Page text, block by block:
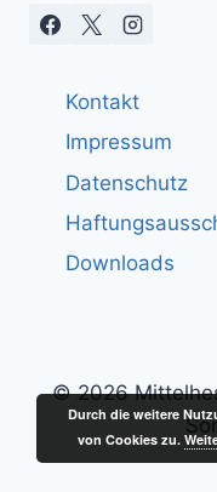
Kontakt
Impressum
Datenschutz
Downloads
© 2026
Durch die weitere
von Cookies zu.